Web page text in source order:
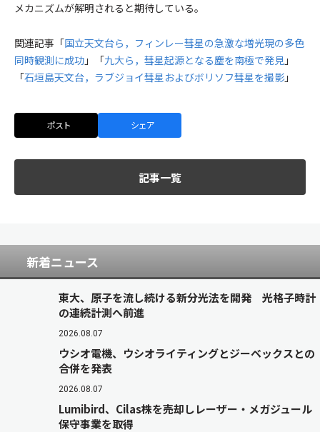
メカニズムが解明されると期待している。
関連記事「国立天文台ら，フィンレー彗星の急激な増光現の多色
同時観測に成功 」「九大ら，彗星起源となる塵を南極で発見 」
「石垣島天文台，ラブジョイ彗星およびボリソフ彗星を撮影」
ポスト シェア
記事一覧
新着ニュース
東大、原子を流し続ける新分光法を開発 光格子時計
の連続計測へ前進
2026.08.07
ウシオ電機、ウシオライティングとジーベックスとの
合併を発表
2026.08.07
Lumibird、Cilas株を売却しレーザー・メガジュール
保守事業を取得